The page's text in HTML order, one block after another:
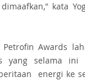
kata
Awards
yang selama ini
energi ke